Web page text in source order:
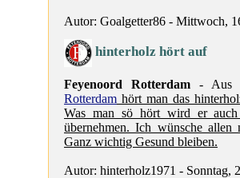
Autor: Goalgetter86 - Mittwoch,
hinterholz hört auf
Feyenoord Rotterdam - Aus
Rotterdam hört man das
Was man sö hört wird er auch
übernehmen. Ich wünsche
Ganz wichtig Gesund bleiben.
Autor: hinterholz1971 - Sonntag,